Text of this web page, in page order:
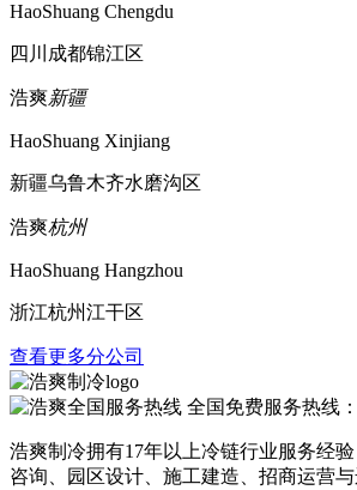
HaoShuang Chengdu
四川成都锦江区
浩爽新疆
HaoShuang Xinjiang
新疆乌鲁木齐水磨沟区
浩爽杭州
HaoShuang Hangzhou
浙江杭州江干区
查看更多分公司
全国免费服务热线：
浩爽制冷拥有17年以上冷链行业服务经
咨询、园区设计、施工建造、招商运营